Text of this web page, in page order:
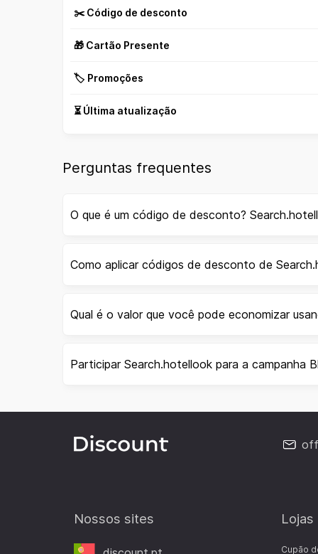
✂️ Código de desconto
🎁 Cartão Presente
🏷️ Promoções
⏳ Última atualização
Perguntas frequentes
O que é um código de desconto?
Como aplicar códigos de desconto de
Qual é o valor que você pode economizar
Participar Search.hotellook para a campanha
Nossos sites
Cupão